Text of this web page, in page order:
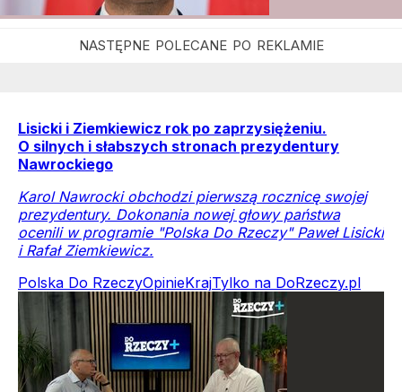
Lisicki i Ziemkiewicz rok po zaprzysiężeniu.
O silnych i słabszych stronach prezydentury
Nawrockiego
Karol Nawrocki obchodzi pierwszą rocznicę swojej
prezydentury. Dokonania nowej głowy państwa
ocenili w programie "Polska Do Rzeczy" Paweł Lisicki
i Rafał Ziemkiewicz.
Polska Do RzeczyOpinieKrajTylko na DoRzeczy.pl